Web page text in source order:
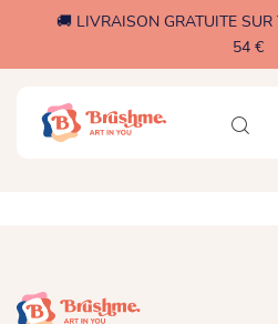
🚚 LIVRAISON GRATUITE
54 €